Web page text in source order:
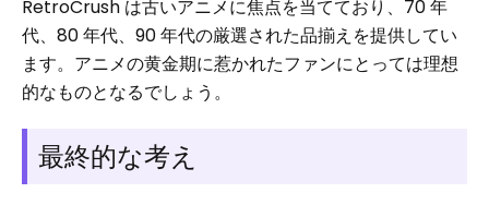
RetroCrush は古いアニメに焦点を当てており、70 年
代、80 年代、90 年代の厳選された品揃えを提供してい
ます。アニメの黄金期に惹かれたファンにとっては理想
的なものとなるでしょう。
最終的な考え